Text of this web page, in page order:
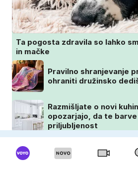
Ta pogosta zdravila so lahko
in mačke
Pravilno shranjevanje
ohraniti družinsko
Razmišljate o novi
opozarjajo, da te
priljubljenost
Kako pomagati
opraševalcem med